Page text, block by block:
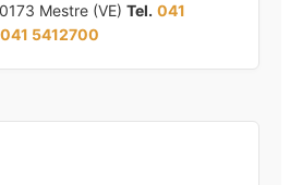
Mestre (VE) Tel. 041
041 5412700